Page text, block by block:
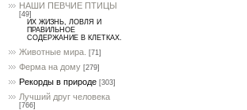
НАШИ ПЕВЧИЕ ПТИЦЫ
[49]
ИХ ЖИЗНЬ, ЛОВЛЯ И
ПРАВИЛЬНОЕ
СОДЕРЖАНИЕ В КЛЕТКАХ.
Животные мира. [71]
Ферма на дому [279]
Рекорды в природе [303]
Лучший друг человека
[766]